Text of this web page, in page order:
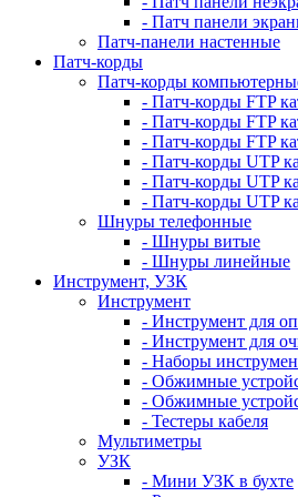
- Патч панели
Патч-панели настенные
Патч-корды
Патч-корды
- Патч-корды FTP
- Патч-корды FTP
- Патч-корды FTP
- Патч-корды UTP
- Патч-корды UTP
- Патч-корды UTP
Шнуры телефонные
- Шнуры витые
- Шнуры линейные
Инструмент, УЗК
Инструмент
- Инструмент для
- Инструмент для
- Наборы
- Обжимные
- Обжимные
- Тестеры кабеля
Мультиметры
УЗК
- Мини УЗК в бухте